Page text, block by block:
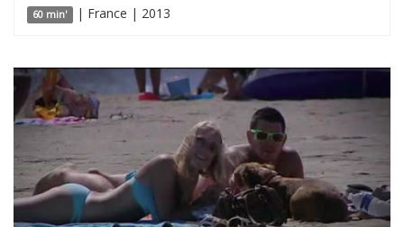
60 min' | France | 2013